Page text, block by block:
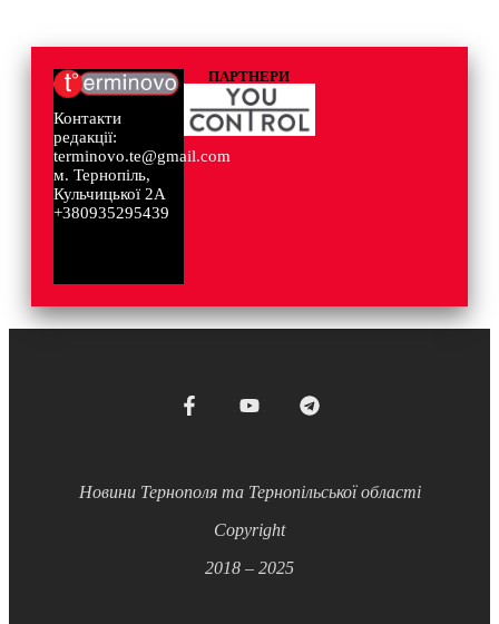
Контакти
редакції:
terminovo.te@gmail.com
м. Тернопіль,
Кульчицької 2А
+380935295439
ПАРТНЕРИ
Новини Тернополя та Тернопільської області
Copyright
2018 – 2025